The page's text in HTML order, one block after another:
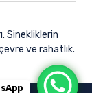
Sinekliklerin
ve rahatlık.